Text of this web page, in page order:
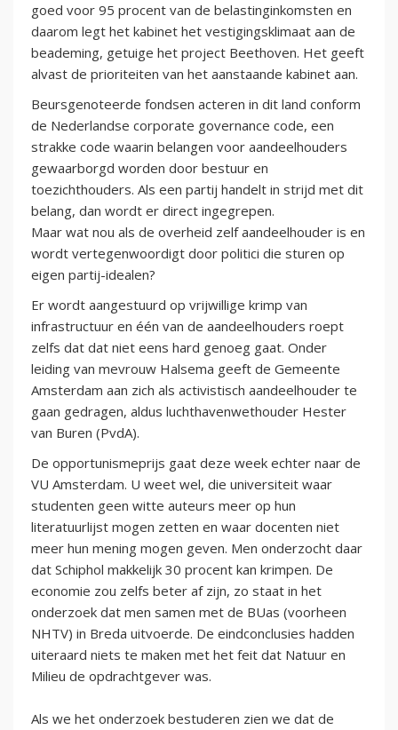
goed voor 95 procent van de belastinginkomsten en
daarom legt het kabinet het vestigingsklimaat aan de
beademing, getuige het project Beethoven. Het geeft
alvast de prioriteiten van het aanstaande kabinet aan.
Beursgenoteerde fondsen acteren in dit land conform
de Nederlandse corporate governance code, een
strakke code waarin belangen voor aandeelhouders
gewaarborgd worden door bestuur en
toezichthouders. Als een partij handelt in strijd met dit
belang, dan wordt er direct ingegrepen.
Maar wat nou als de overheid zelf aandeelhouder is en
wordt vertegenwoordigt door politici die sturen op
eigen partij-idealen?
Er wordt aangestuurd op vrijwillige krimp van
infrastructuur en één van de aandeelhouders roept
zelfs dat dat niet eens hard genoeg gaat. Onder
leiding van mevrouw Halsema geeft de Gemeente
Amsterdam aan zich als activistisch aandeelhouder te
gaan gedragen, aldus luchthavenwethouder Hester
van Buren (PvdA).
De opportunismeprijs gaat deze week echter naar de
VU Amsterdam. U weet wel, die universiteit waar
studenten geen witte auteurs meer op hun
literatuurlijst mogen zetten en waar docenten niet
meer hun mening mogen geven. Men onderzocht daar
dat Schiphol makkelijk 30 procent kan krimpen. De
economie zou zelfs beter af zijn, zo staat in het
onderzoek dat men samen met de BUas (voorheen
NHTV) in Breda uitvoerde. De eindconclusies hadden
uiteraard niets te maken met het feit dat Natuur en
Milieu de opdrachtgever was.
Als we het onderzoek bestuderen zien we dat de